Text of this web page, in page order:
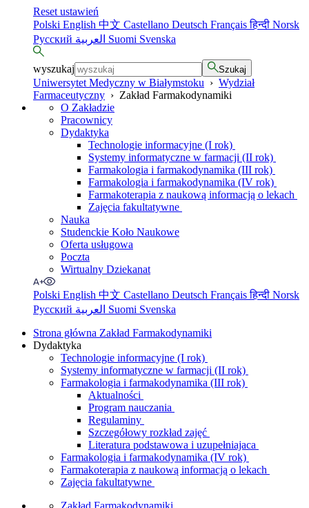
Reset ustawień
Polski English 中文 Castellano Deutsch Françaisहिन्दी Norsk
Русский
Suomi Svenska
wyszukaj Szukaj
Uniwersytet Medyczny w Białymstoku › Wydział
Farmaceutyczny › Zakład Farmakodynamiki
O Zakładzie
Pracownicy
Dydaktyka
Technologie informacyjne (I rok)
Systemy informatyczne w farmacji (II rok)
Farmakologia i farmakodynamika (III rok)
Farmakologia i farmakodynamika (IV rok)
Farmakoterapia z naukową informacją o lekach
Zajęcia fakultatywne
Nauka
Studenckie Koło Naukowe
Oferta usługowa
Poczta
Wirtualny Dziekanat
Polski English 中文 Castellano Deutsch Françaisहिन्दी Norsk
Русский
Suomi Svenska
Strona główna Zakład Farmakodynamiki
Dydaktyka
Technologie informacyjne (I rok)
Systemy informatyczne w farmacji (II rok)
Farmakologia i farmakodynamika (III rok)
Aktualności
Program nauczania
Regulaminy
Szczegółowy rozkład zajęć
Literatura podstawowa i uzupełniajaca
Farmakologia i farmakodynamika (IV rok)
Farmakoterapia z naukową informacją o lekach
Zajęcia fakultatywne
Zakład Farmakodynamiki